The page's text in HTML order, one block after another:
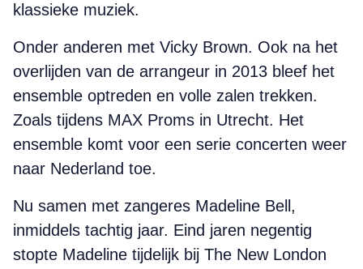
klassieke muziek.
Onder anderen met Vicky Brown. Ook na het
overlijden van de arrangeur in 2013 bleef het
ensemble optreden en volle zalen trekken.
Zoals tijdens MAX Proms in Utrecht. Het
ensemble komt voor een serie concerten weer
naar Nederland toe.
Nu samen met zangeres Madeline Bell,
inmiddels tachtig jaar. Eind jaren negentig
stopte Madeline tijdelijk bij The New London